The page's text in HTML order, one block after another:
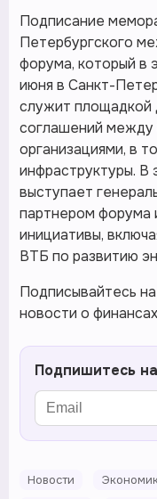
Подписание
Петербургского
форума, который в
июня в Санкт-
служит площадкой
соглашений между
организациями, в
инфраструктуры.
выступает
партнером форума
инициативы,
ВТБ по развитию
Подписывайтесь
новости о
Подпишитесь
Новости